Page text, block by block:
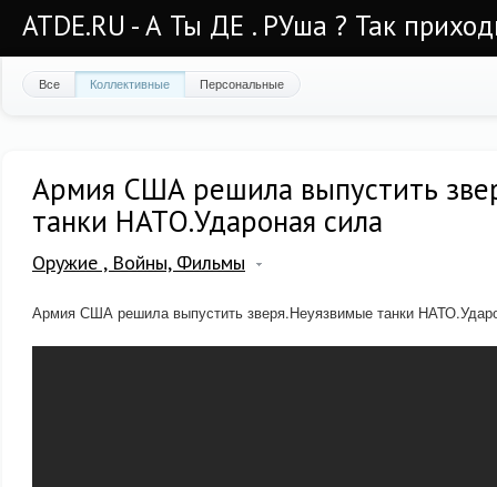
ATDE.RU - А Ты ДЕ . РУша ? Так
Все Коллективные Персональные
Армия США решила выпустить
танки НАТО.Удароная сила
Оружие , Войны, Фильмы
Армия США решила выпустить зверя.Неуязвимые танки